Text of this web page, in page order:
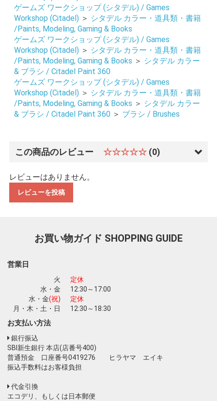
ゲームズ ワークショップ (シタデル) / Games
Workshop (Citadel) ＞ シタデル カラー・道具類・書籍
/Paints, Modeling, Gaming & Books
ゲームズ ワークショップ (シタデル) / Games
Workshop (Citadel) ＞ シタデル カラー・道具類・書籍
/Paints, Modeling, Gaming & Books ＞ シタデル カラー
& ブラシ / Citadel Paint 360
ゲームズ ワークショップ (シタデル) / Games
Workshop (Citadel) ＞ シタデル カラー・道具類・書籍
/Paints, Modeling, Gaming & Books ＞ シタデル カラー
& ブラシ / Citadel Paint 360 ＞ ブラシ / Brushes
この商品のレビュー ☆☆☆☆☆ (0)
レビューはありません。
レビューを投稿
お買い物ガイド SHOPPING GUIDE
営業日
火
定休
水・金
12:30～17:00
水・金(祝)
定休
月・木・土・日
12:30～18:30
お支払い方法
銀行振込
SBI新生銀行 本店(店番号400)
普通預金 口座番号0419276 ヒラヤマ エイキ
振込手数料はお客様負担
代金引換
エコデリ、もしくは日本郵便